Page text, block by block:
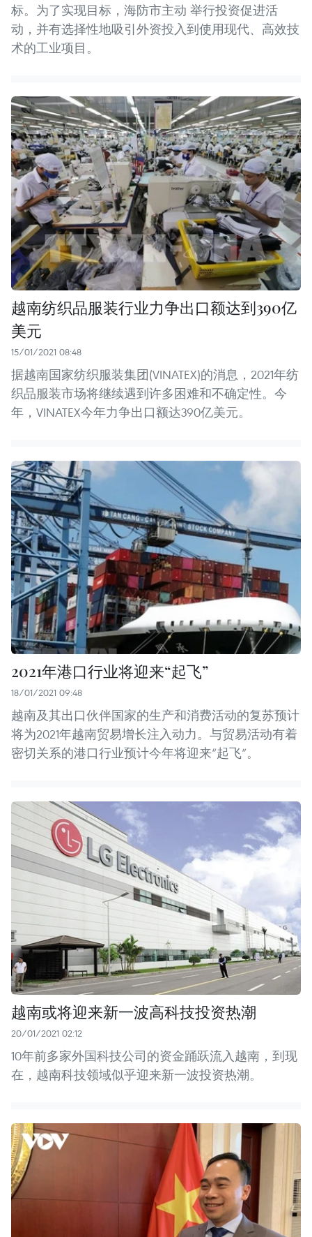
标。为了实现目标，海防市主动 举行投资促进活
动，并有选择性地吸引外资投入到使用现代、高效技
术的工业项目。
越南纺织品服装行业力争出口额达到390亿
美元
15/01/2021 08:48
据越南国家纺织服装集团(VINATEX)的消息，2021年纺
织品服装市场将继续遇到许多困难和不确定性。今
年，VINATEX今年力争出口额达390亿美元。
2021年港口行业将迎来“起飞”
18/01/2021 09:48
越南及其出口伙伴国家的生产和消费活动的复苏预计
将为2021年越南贸易增长注入动力。与贸易活动有着
密切关系的港口行业预计今年将迎来“起飞”。
越南或将迎来新一波高科技投资热潮
20/01/2021 02:12
10年前多家外国科技公司的资金踊跃流入越南，到现
在，越南科技领域似乎迎来新一波投资热潮。